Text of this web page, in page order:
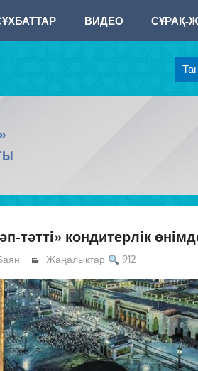
ВИДЕО СҰРАҚ-
тәтті» кондитерлік
Жаңалықтар 912